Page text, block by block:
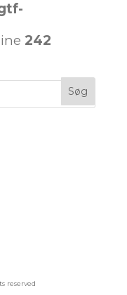
242
reserved